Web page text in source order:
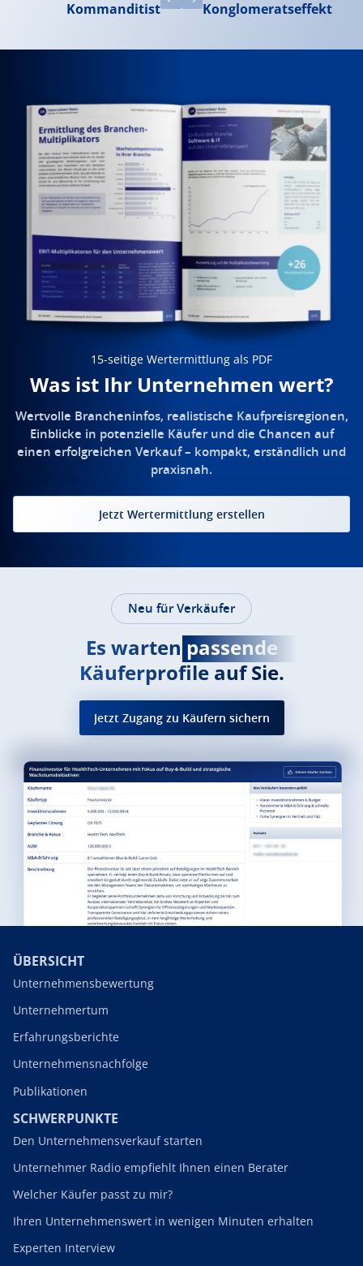
Kommanditist Konglomeratseffekt
15-seitige Wertermittlung als PDF
Was ist Ihr Unternehmen wert?
Wertvolle Brancheninfos, realistische Kaufpreisregionen,
Einblicke in potenzielle Käufer und die Chancen auf
einen erfolgreichen Verkauf – kompakt, erständlich und
praxisnah.
Jetzt Wertermittlung erstellen
Neu für Verkäufer
Es warten passende
Käuferprofile auf Sie.
Jetzt Zugang zu Käufern sichern
ÜBERSICHT
Unternehmensbewertung
Unternehmertum
Erfahrungsberichte
Unternehmensnachfolge
Publikationen
SCHWERPUNKTE
Den Unternehmensverkauf starten
Unternehmer Radio empfiehlt Ihnen einen Berater
Welcher Käufer passt zu mir?
Ihren Unternehmenswert in wenigen Minuten erhalten
Experten Interview